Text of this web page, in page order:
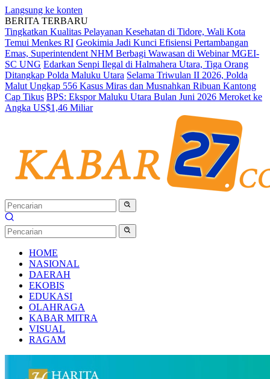
Langsung ke konten
BERITA TERBARU
Tingkatkan Kualitas Pelayanan Kesehatan di Tidore, Wali Kota
Temui Menkes RI Geokimia Jadi Kunci Efisiensi Pertambangan
Emas, Superintendent NHM Berbagi Wawasan di Webinar MGEI-
SC UNG Edarkan Senpi Ilegal di Halmahera Utara, Tiga Orang
Ditangkap Polda Maluku Utara Selama Triwulan II 2026, Polda
Malut Ungkap 556 Kasus Miras dan Musnahkan Ribuan Kantong
Cap Tikus BPS: Ekspor Maluku Utara Bulan Juni 2026 Meroket ke
Angka US$1,46 Miliar
HOME
NASIONAL
DAERAH
EKOBIS
EDUKASI
OLAHRAGA
KABAR MITRA
VISUAL
RAGAM